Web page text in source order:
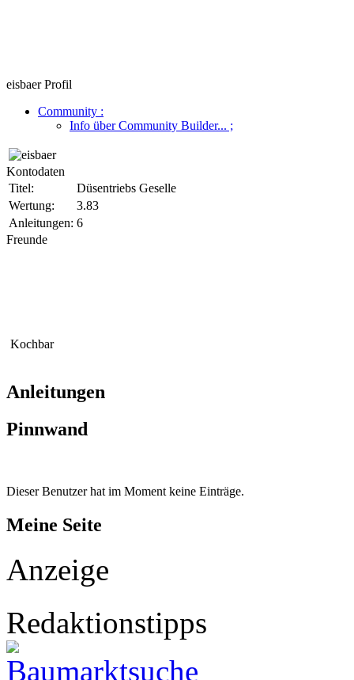
eisbaer Profil
Community :
Info über Community Builder... ;
Kontodaten
Titel:
Düsentriebs Geselle
Wertung:
3.83
Anleitungen: 6
Freunde
Kochbar
Anleitungen
Pinnwand
Dieser Benutzer hat im Moment keine Einträge.
Meine Seite
Anzeige
Redaktionstipps